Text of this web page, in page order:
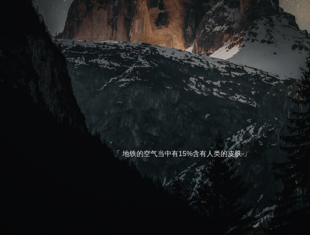
「 地铁的空气当中有15%含有人类的皮肤」